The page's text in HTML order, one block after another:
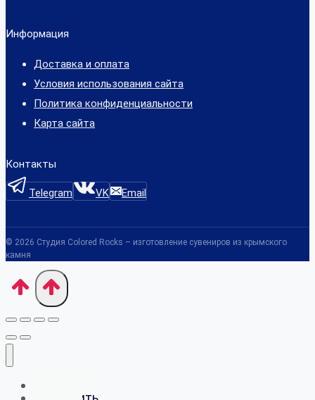
Информация
Доставка и оплата
Условия использования сайта
Политика конфиденциальности
Карта сайта
Контакты
Telegram VK Email
© 2026 Студия Colored Rocks – изготовление сувениров из крымского
камня